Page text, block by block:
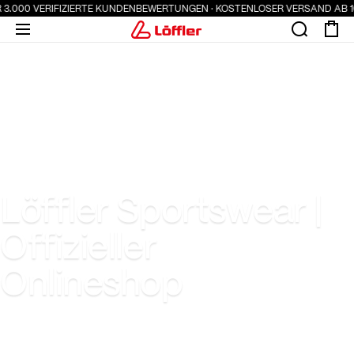
VERIFIZIERTE KUNDENBEWERTUNGEN · KOSTENLOSER VERSAND AB 100
Löffler Sportswear |
Offizieller
Onlineshop